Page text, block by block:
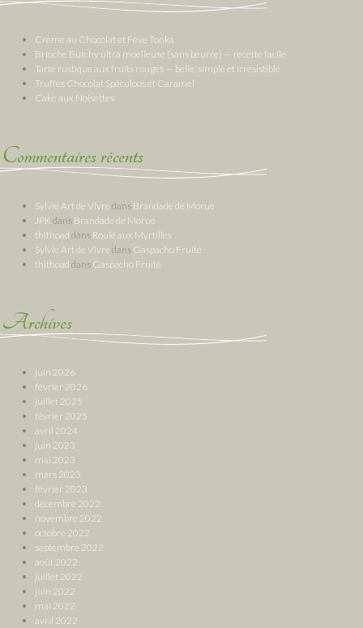
Crème au Chocolat et Fève Tonka
Brioche Butchy ultra moelleuse (sans beurre) — recette facile
Tarte rustique aux fruits rouges — belle, simple et irrésistible
Truffes Chocolat Spéculoos et Caramel
Cake aux Noisettes
Commentaires récents
Sylvie Art de Vivre dans Brandade de Morue
JPK dans Brandade de Morue
thithoad dans Roulé aux Myrtilles
Sylvie Art de Vivre dans Gaspacho Fruité
thithoad dans Gaspacho Fruité
Archives
juin 2026
février 2026
juillet 2025
février 2025
avril 2024
juin 2023
mai 2023
mars 2023
février 2023
décembre 2022
novembre 2022
octobre 2022
septembre 2022
août 2022
juillet 2022
juin 2022
mai 2022
avril 2022